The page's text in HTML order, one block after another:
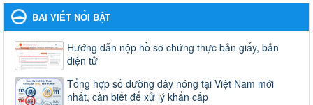
BÀI VIẾT NỔI BẬT
Hướng dẫn nộp hồ sơ chứng thực bản giấy, bản
điện tử
Tổng hợp số đường dây nóng tại Việt Nam mới
nhất, cần biết để xử lý khẩn cấp